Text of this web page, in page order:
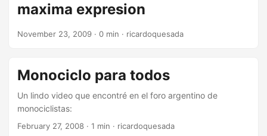
maxima expresion
November 23, 2009 · 0 min · ricardoquesada
Monociclo para todos
Un lindo video que encontré en el foro argentino de
monociclistas:
February 27, 2008 · 1 min · ricardoquesada